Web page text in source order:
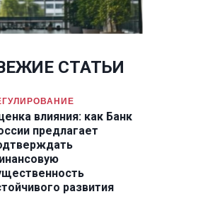
СТАТЬИ
влияния: как Банк
предлагает
развития